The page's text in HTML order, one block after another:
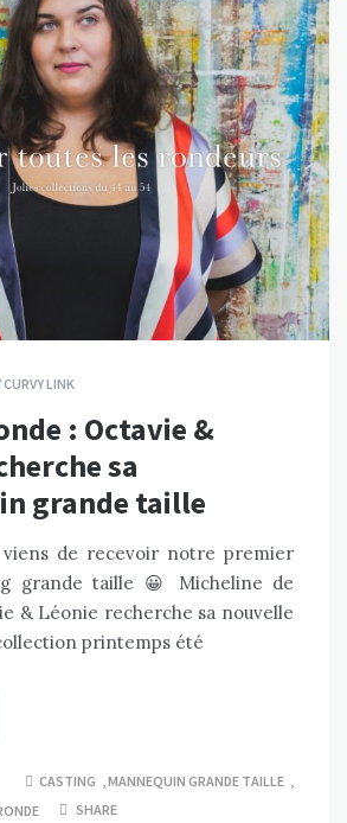
CURVY LINK
: Octavie &
sa
grande taille
viens de recevoir notre premier
grande taille 😀 Micheline de
& Léonie recherche sa nouvelle
printemps été
CASTING MANNEQUIN GRANDE TAILLE
SHARE